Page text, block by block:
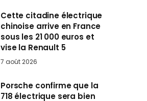
Cette citadine électrique
chinoise arrive en France
sous les 21 000 euros et
vise la Renault 5
7 août 2026
Porsche confirme que la
718 électrique sera bien